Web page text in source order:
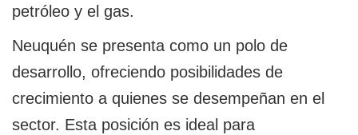
petróleo y el gas.
Neuquén se presenta como un polo de
desarrollo, ofreciendo posibilidades de
crecimiento a quienes se desempeñan en el
sector. Esta posición es ideal para